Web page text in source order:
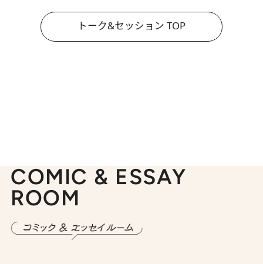
トーク&セッション TOP
COMIC & ESSAY
ROOM